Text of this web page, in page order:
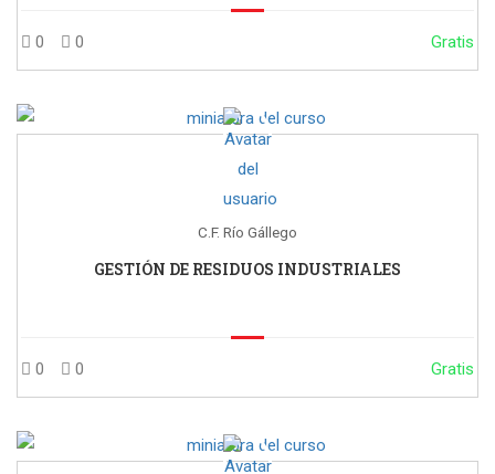
0 0 Gratis
C.F. Río Gállego
GESTIÓN DE RESIDUOS INDUSTRIALES
0 0 Gratis